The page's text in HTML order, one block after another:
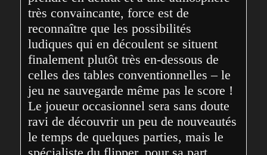
très convaincante, force est de
reconnaître que les possibilités
ludiques qui en découlent se situent
finalement plutôt très en-dessous de
celles des tables conventionnelles – le
jeu ne sauvegarde même pas le score !
Le joueur occasionnel sera sans doute
ravi de découvrir un peu de nouveautés
le temps de quelques parties, mais le